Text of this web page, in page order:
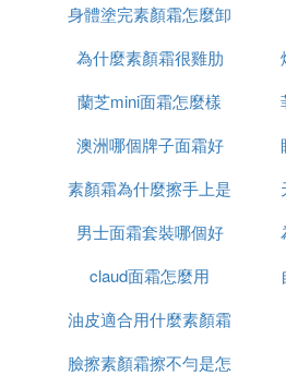
(2)qv小面霜怎麼看生產日期擴
使用方法
因為這樣很不安全，皮膚一旦
氣，如果在此時更換一系列的
肌膚帶來傷害。所以不要一次
品最後程序的產品如晚霜或乳
或果酸成分的產品。
2、當臉上長出很多痘痘，並
別
身體塗完素顏霜怎麼卸
妝
為什麼素顏霜很雞肋
蘭芝mini面霜怎麼樣
澳洲哪個牌子面霜好
素顏霜為什麼擦手上是
白渣
男士面霜套裝哪個好
claud面霜怎麼用
油皮適合用什麼素顏霜
和氣墊
臉擦素顏霜擦不勻是怎